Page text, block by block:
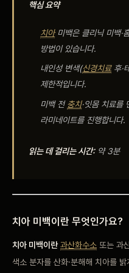
공지사항
치과 백과사전
자주 묻는 질문
회원가입 / 로그인
핵심 요약
치아미백은 클리닉 미백·
방법이 있습니다.
내인성 변색(신경치료후·
제한적입니다.
미백 전충치·잇몸 치료를
라미네이트를 진행합니다.
읽는 데 걸리는 시간:약 3분
치아 미백이란 무엇인가요?
치아 미백이란 과산화수소 또는 과
색소 분자를 산화·분해해 치아를